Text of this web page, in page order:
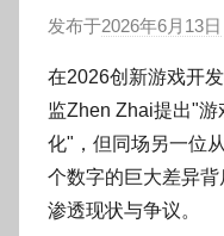
发布于2026年6月13日
:
在2026创新游戏开
监Zhen Zhai提出"
化"，但同场另一位
个数字的巨大差异
渗透现状与争议。